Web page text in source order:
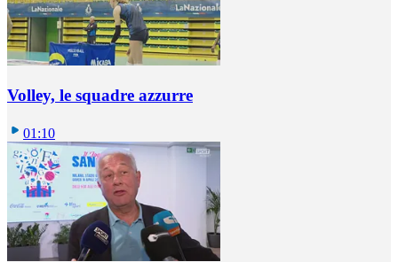
Volley, le squadre azzurre
01:10